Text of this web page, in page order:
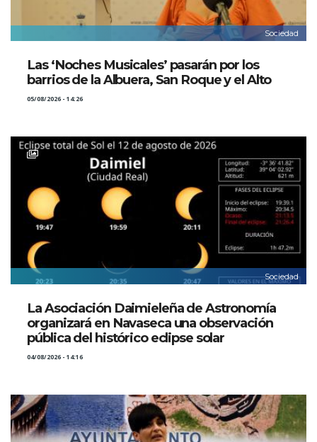
Sociedad
Las ‘Noches Musicales’ pasarán por los
barrios de la Albuera, San Roque y el Alto
05/08/2026 - 14:26
Sociedad
La Asociación Daimieleña de Astronomía
organizará en Navaseca una observación
pública del histórico eclipse solar
04/08/2026 - 14:16